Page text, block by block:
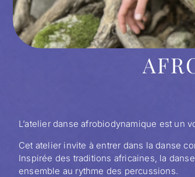
L’atelier danse afrobiodynamique est un
Cet atelier invite à entrer dans la danse
Inspirée des traditions africaines, la
ensemble au rythme des percussions.